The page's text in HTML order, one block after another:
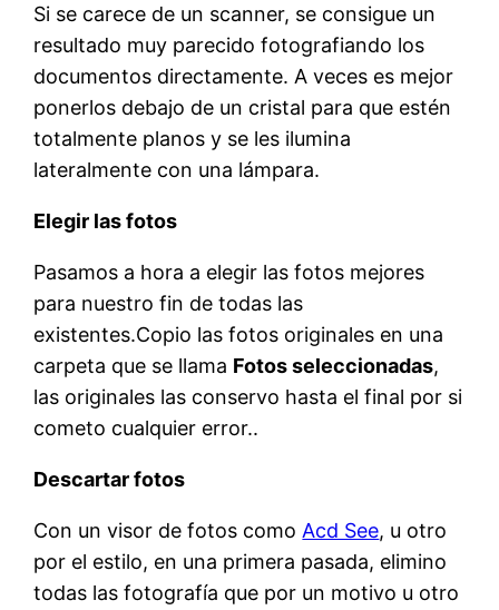
Si se carece de un scanner, se consigue un
resultado muy parecido fotografiando los
documentos directamente. A veces es mejor
ponerlos debajo de un cristal para que estén
totalmente planos y se les ilumina
lateralmente con una lámpara.
Elegir las fotos
Pasamos a hora a elegir las fotos mejores
para nuestro fin de todas las
existentes.Copio las fotos originales en una
carpeta que se llama Fotos seleccionadas,
las originales las conservo hasta el final por si
cometo cualquier error..
Descartar fotos
Con un visor de fotos como Acd See, u otro
por el estilo, en una primera pasada, elimino
todas las fotografía que por un motivo u otro